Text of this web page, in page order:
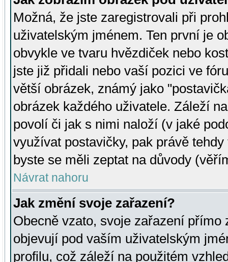
Možná, že jste zaregistrovali při
uživatelským jménem. Ten první je
obvykle ve tvaru hvězdiček nebo
jste již přidali nebo vaší pozici ve
větší obrázek, známý jako
obrázek každého uživatele. Záleží
povolí či jak s nimi naloží (v jaké
využívat postavičky, pak právě
byste se měli zeptat na důvody
Návrat nahoru
Jak změní svoje zařazení?
Obecně vzato, svoje zařazení přímo
objevují pod vaším uživatelským
profilu, což záleží na použitém